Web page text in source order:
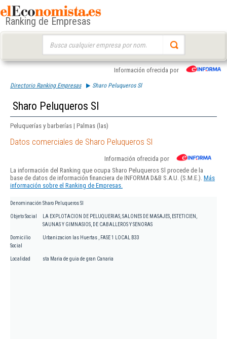
Ranking de Empresas
Información ofrecida por
Directorio Ranking Empresas Sharo Peluqueros Sl
Sharo Peluqueros Sl
Peluquerías y barberías | Palmas (las)
Datos comerciales de Sharo Peluqueros Sl
Información ofrecida por
La información del Ranking que ocupa Sharo Peluqueros Sl procede de la
base de datos de información financiera de INFORMA D&B S.A.U. (S.M.E.). Más
información sobre el Ranking de Empresas.
Denominación Sharo Peluqueros Sl
Objeto Social
LA EXPLOTACION DE PELUQUERIAS, SALONES DE MASAJES, ESTETICIEN,
SAUNAS Y GIMNASIOS, DE CABALLEROS Y SENORAS
Domicilio
Social
Urbanizacion las Huertas , FASE 1 LOCAL B33
Localidad sta Maria de guia de gran Canaria